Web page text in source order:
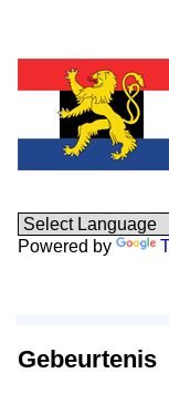
Powered by
Gebeurtenis